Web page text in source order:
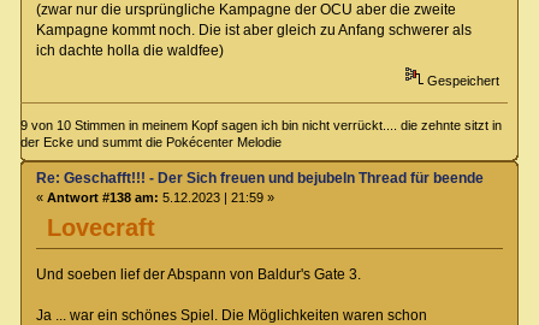
(zwar nur die ursprüngliche Kampagne der OCU aber die zweite
Kampagne kommt noch. Die ist aber gleich zu Anfang schwerer als
ich dachte holla die waldfee)
Gespeichert
9 von 10 Stimmen in meinem Kopf sagen ich bin nicht verrückt.... die zehnte sitzt in
der Ecke und summt die Pokécenter Melodie
Lovecraft
Re: Geschafft!!! - Der Sich freuen und bejubeln Thread für beendete
« Antwort #138 am: 5.12.2023 | 21:59 »
Und soeben lief der Abspann von Baldur's Gate 3.
Ja ... war ein schönes Spiel. Die Möglichkeiten waren schon